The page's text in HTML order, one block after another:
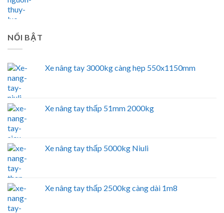
NỔI BẬT
Xe nâng tay 3000kg càng hẹp 550x1150mm
Xe nâng tay thấp 51mm 2000kg
Xe nâng tay thấp 5000kg Niuli
Xe nâng tay thấp 2500kg càng dài 1m8